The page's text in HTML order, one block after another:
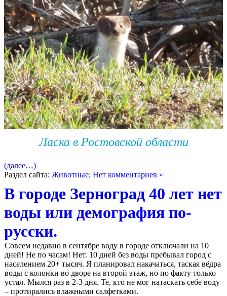
Ласка в Ростовской области
(далее…)
Раздел сайта: Животные; Нет комментариев »
В городе Зерноград 40 лет нет
воды или демография по-
русски.
Совсем недавно в сентябре воду в городе отключали на 10
дней! Не по часам! Нет. 10 дней без воды пребывал город с
населением 20+ тысяч. Я планировал накачаться, таская вёдра
воды с колонки во дворе на второй этаж, но по факту только
устал. Мылся раз в 2-3 дня. Те, кто не мог натаскать себе воду
– протирались влажными салфетками.